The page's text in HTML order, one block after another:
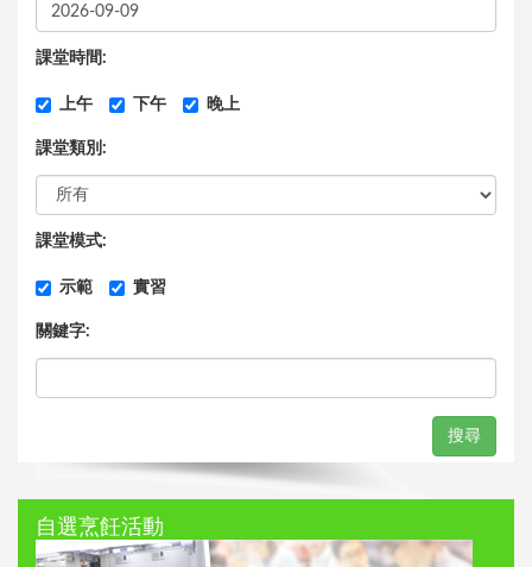
課堂時間:
上午 下午 晚上
課堂類別:
課堂模式:
示範 實習
關鍵字:
搜尋
自選烹飪活動